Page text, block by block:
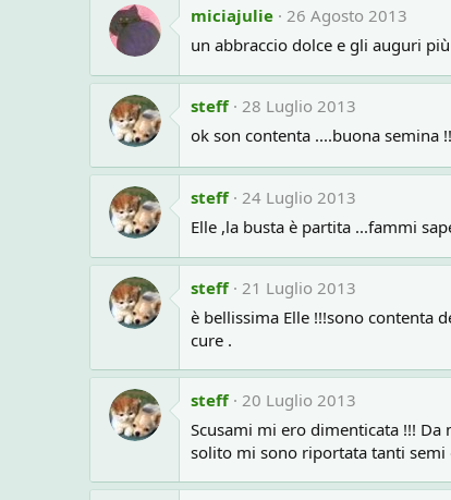
miciajulie
26 Agosto 2013
un abbraccio dolce e gli auguri
steff 28 Luglio 2013
ok son contenta ....buona semina
steff
24 Luglio 2013
Elle ,la busta è partita ...fammi
steff 21 Luglio 2013
è bellissima Elle !!!sono contenta
cure .
steff 20 Luglio 2013
Scusami mi ero dimenticata !!!
solito mi sono riportata tanti semi